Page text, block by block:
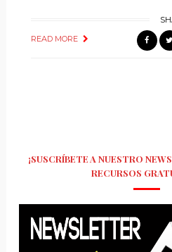
READ MORE
¡SUSCRÍBETE A NUESTRO
RECURSOS